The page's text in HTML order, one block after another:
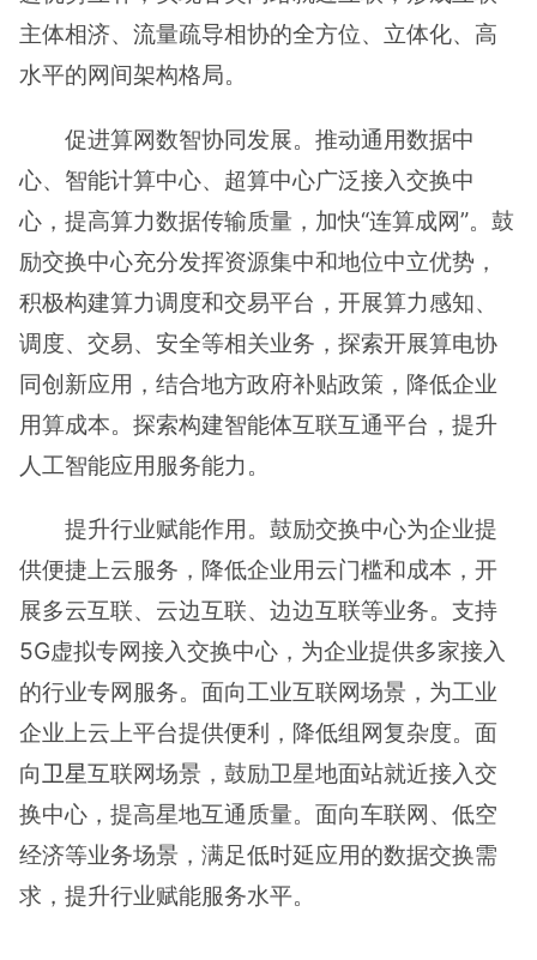
主体相济、流量疏导相协的全方位、立体化、高
水平的网间架构格局。
促进算网数智协同发展。推动通用数据中
心、智能计算中心、超算中心广泛接入交换中
心，提高算力数据传输质量，加快“连算成网”。鼓
励交换中心充分发挥资源集中和地位中立优势，
积极构建算力调度和交易平台，开展算力感知、
调度、交易、安全等相关业务，探索开展算电协
同创新应用，结合地方政府补贴政策，降低企业
用算成本。探索构建智能体互联互通平台，提升
人工智能应用服务能力。
提升行业赋能作用。鼓励交换中心为企业提
供便捷上云服务，降低企业用云门槛和成本，开
展多云互联、云边互联、边边互联等业务。支持
5G虚拟专网接入交换中心，为企业提供多家接入
的行业专网服务。面向工业互联网场景，为工业
企业上云上平台提供便利，降低组网复杂度。面
向 卫星互联网场景，鼓励卫星地面站就近接入交
换中心，提高星地互通质量。面向车联网、低空
经济等业务场景，满足低时延应用的数据交换需
求，提升行业赋能服务水平。